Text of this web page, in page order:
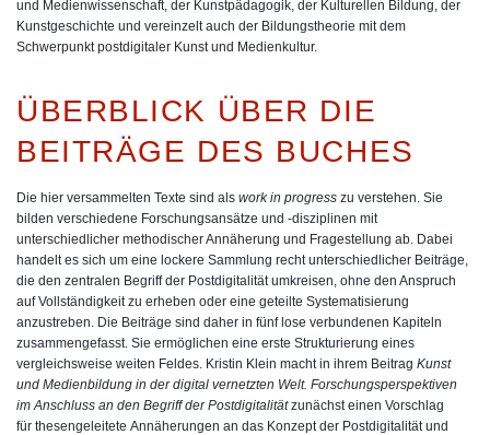
und Medienwissenschaft, der Kunstpädagogik, der Kulturellen Bildung, der
Kunstgeschichte und vereinzelt auch der Bildungstheorie mit dem
Schwerpunkt postdigitaler Kunst und Medienkultur.
ÜBERBLICK ÜBER DIE
BEITRÄGE DES BUCHES
Die hier versammelten Texte sind als work in progress zu verstehen. Sie
bilden verschiedene Forschungsansätze und -disziplinen mit
unterschiedlicher methodischer Annäherung und Fragestellung ab. Dabei
handelt es sich um eine lockere Sammlung recht unterschiedlicher Beiträge,
die den zentralen Begriff der Postdigitalität umkreisen, ohne den Anspruch
auf Vollständigkeit zu erheben oder eine geteilte Systematisierung
anzustreben. Die Beiträge sind daher in fünf lose verbundenen Kapiteln
zusammengefasst. Sie ermöglichen eine erste Strukturierung eines
vergleichsweise weiten Feldes. Kristin Klein macht in ihrem Beitrag Kunst
und Medienbildung in der digital vernetzten Welt. Forschungsperspektiven
im Anschluss an den Begriff der Postdigitalitätzunächsteinen Vorschlag
für thesengeleitete Annäherungen an das Konzept der Postdigitalität und